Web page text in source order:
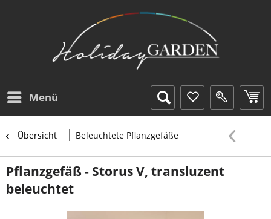
Menü
Übersicht Beleuchtete Pflanzgefäße
Pflanzgefäß - Storus V, transluzent
beleuchtet